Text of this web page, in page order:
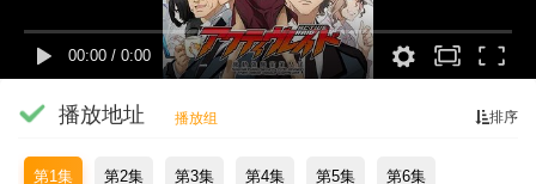
00:00 / 0:00
排序
播放地址 播放组
第1集 第2集 第3集 第4集 第5集 第6集